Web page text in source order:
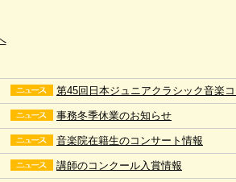
第45回日本ジュニアクラシック音楽
事務冬季休業のお知らせ
音楽院在籍生のコンサート情報
講師のコンクール入賞情報